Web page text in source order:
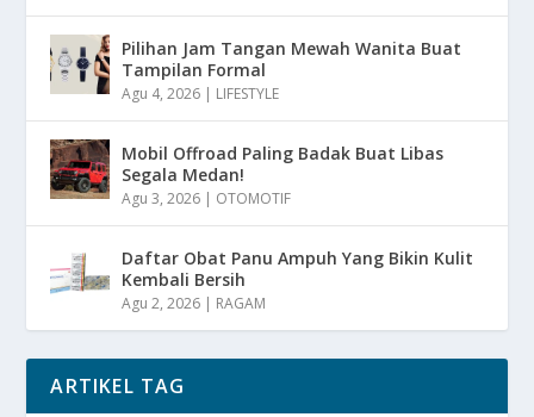
Pilihan Jam Tangan Mewah Wanita Buat
Tampilan Formal
Agu 4, 2026 | LIFESTYLE
Mobil Offroad Paling Badak Buat Libas
Segala Medan!
Agu 3, 2026 | OTOMOTIF
Daftar Obat Panu Ampuh Yang Bikin Kulit
Kembali Bersih
Agu 2, 2026 | RAGAM
ARTIKEL TAG